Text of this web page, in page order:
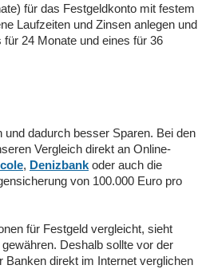
für das Festgeldkonto mit festem
Laufzeiten und Zinsen anlegen und
24 Monate und eines für 36
dadurch besser Sparen. Bei den
Vergleich direkt an Online-
, Denizbank oder auch die
von 100.000 Euro pro
für Festgeld vergleicht, sieht
Deshalb sollte vor der
direkt im Internet verglichen